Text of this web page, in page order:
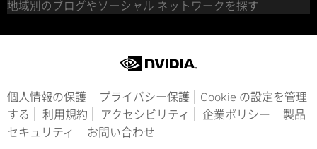
地域別のブログやソーシャル ネットワークを探す
個人情報の保護 プライバシー保護
Cookie の設定を管理
する
利用規約 アクセシビリティ 企業ポリシー
製品
セキュリティ
お問い合わせ